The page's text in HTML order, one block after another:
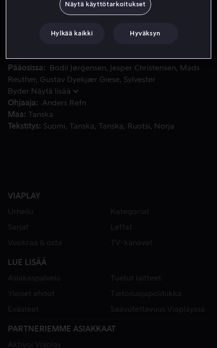
Seuraa Skovin perhettä vuodesta 1943 toisen
Seuraa Skovin perhettä vuodesta 1943 toisen
maailmansodan loppuun. Miehityksen kasvavalla
vastustuksella ja saksalaisten lisääntyneellä raakuudella
Pääosissa Bodil Jørgensen Jesper Christensen
Mads
Reuther Gustav Dyekjær Giese
Sylvester
Byder Näytä lisää
Ohjaaja
Anders Refn
Maa
Tanska
Tekstitys
Suomi Tanska Tanska Ruotsi Norja
VIAPLAY
Urheilu
Kategoriat
Sarjat
Leffat
Vuokraa & osta
TV-kanavat
LUE LISÄÄ
Asiakaspalvelu
Tuetut laitteet
Yleiset ehdot
Tietosuojapolitiikka
Evästeet
Saavutettavuus Viaplayssa
PARTNERIEMME ASIAKKAAT
Aktivoi Viaplay
Näytä käyttötarkoitukset
Hylkää kaikki Hyväksyn